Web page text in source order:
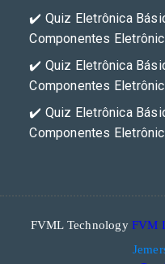
✔️ Quiz Eletrônica
Componentes
✔️ Quiz Eletrônica
Componentes
✔️ Quiz Eletrônica
Componentes
FVML Technology FVM